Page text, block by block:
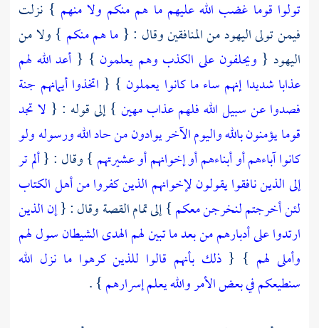
تولوا قوما غضب الله عليهم ما هم منكم ولا منهم } نزلت
فيمن تولىاليهودمن المنافقين وقال : { ما هم منكم } ولا من
اليهود { ويحلفون على الكذب وهم يعلمون } { أعد الله لهم
عذابا شديدا إنهم ساء ما كانوا يعملون } { اتخذوا أيمانهم جنة
فصدوا عن سبيل الله فلهم عذاب مهين } إلى قوله : { لا تجد
قوما يؤمنون بالله واليوم الآخر يوادون من حاد الله ورسوله ولو
كانوا آباءهم أو أبناءهم أو إخوانهم أو عشيرتهم } وقال : {ألم تر
إلى الذين نافقوا يقولون لإخوانهم الذين كفروا من أهل الكتاب
لئن أخرجتم لنخرجن معكم} إلى تمام القصة وقال : {إن الذين
ارتدوا على أدبارهم من بعد ما تبين لهم الهدى الشيطان سول لهم
وأملى لهم } {ذلك بأنهم قالوا للذين كرهوا ما نزل الله
سنطيعكم في بعض الأمر والله يعلم إسرارهم} .